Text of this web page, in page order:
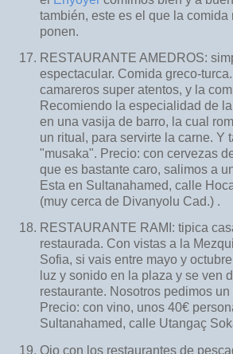
también, este es el que la comida
ponen.
RESTAURANTE AMEDROS:
espectacular. Comida greco-
camareros super atentos, y la
Recomiendo la especialidad de
en una vasija de barro, la cual
un ritual, para servirte la carne. Y
"musaka". Precio: con cervezas
que es bastante caro, salimos a
Esta en Sultanahamed, calle
(muy cerca de Divanyolu Cad.) .
RESTAURANTE RAMI: tipica
restaurada. Con vistas a la
Sofia, si vais entre mayo y
luz y sonido en la plaza y se ven
restaurante. Nosotros pedimos
Precio: con vino, unos 40€
Sultanahamed, calle Utangaç
Ojo con los restaurantes de